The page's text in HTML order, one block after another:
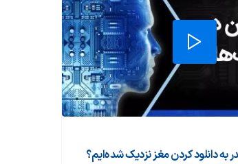
به دانلود کردن مغز نزدیک شده‌ایم؟